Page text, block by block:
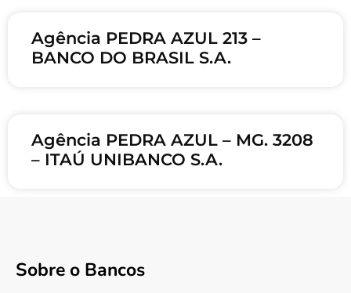
Agência PEDRA AZUL 213 –
BANCO DO BRASIL S.A.
Agência PEDRA AZUL – MG. 3208
– ITAÚ UNIBANCO S.A.
Sobre o Bancos